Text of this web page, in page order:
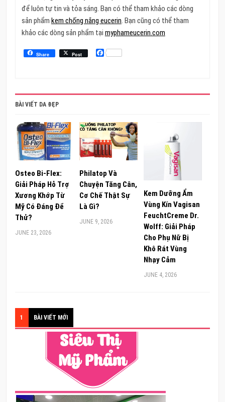
để luôn tự tin và tỏa sáng. Bạn có thể tham khảo các dòng
sản phẩm kem chống nắng eucerin. Bạn cũng có thể tham
khảo các dòng sản phẩm tại myphameucerin.com
Share Post Facebook
BÀI VIẾT DA ĐẸP
Osteo Bi-Flex:
Giải Pháp Hỗ Trợ
Xương Khớp Từ
Mỹ Có Đáng Để
Thử?
JUNE 23, 2026
Philatop Và
Chuyện Tăng Cân,
Cơ Chế Thật Sự
Là Gì?
JUNE 9, 2026
Kem Dưỡng Ẩm
Vùng Kín Vagisan
FeuchtCreme Dr.
Wolff: Giải Pháp
Cho Phụ Nữ Bị
Khô Rát Vùng
Nhạy Cảm
JUNE 4, 2026
1 BÀI VIẾT MỚI